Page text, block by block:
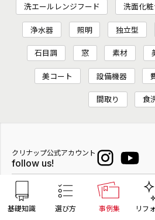
基礎知識 選び方 事例集 リフ
洗エールレンジフード 洗面化
浄水器 照明 独立型
石目調 窓 素材
美コート 設備機器
間取り 食
クリナップ公式アカウント
follow us!
選ぶ／楽しむ